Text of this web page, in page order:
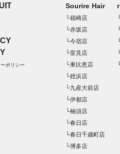
ポリシー
Sourire Hair
└箱崎店
└赤坂店
└今宿店
└室見店
└東比恵店
└姪浜店
└九産大前店
└伊都店
└柚須店
└春日店
└春日千歳町店
└博多店